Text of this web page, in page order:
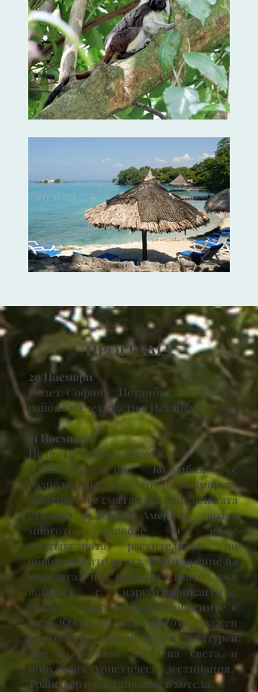
ПРОГРАМА
20 Ноември
Полет София – Истанбул. Нощувка в
района на летището в Истанбул.
21 Ноември:
Полет Истанбул - Богота.
Столицата на Колумбия е
разположена на 2640 м. надморска
височина и е смятана за най-зелената
столица в Южна Америка, заради
многото паркове и добре
поддържаната растителност по
обществените места. Благодарение на
победата на правителството във
войната с наркотрафикантите,
градът е един от най-безопасните в
цяла Южна Америка. Богота е важен
търговски, финансов и културен
център в тази част на света и
популярна туристическа дестинация.
Трансфер и настаняване в хотела.